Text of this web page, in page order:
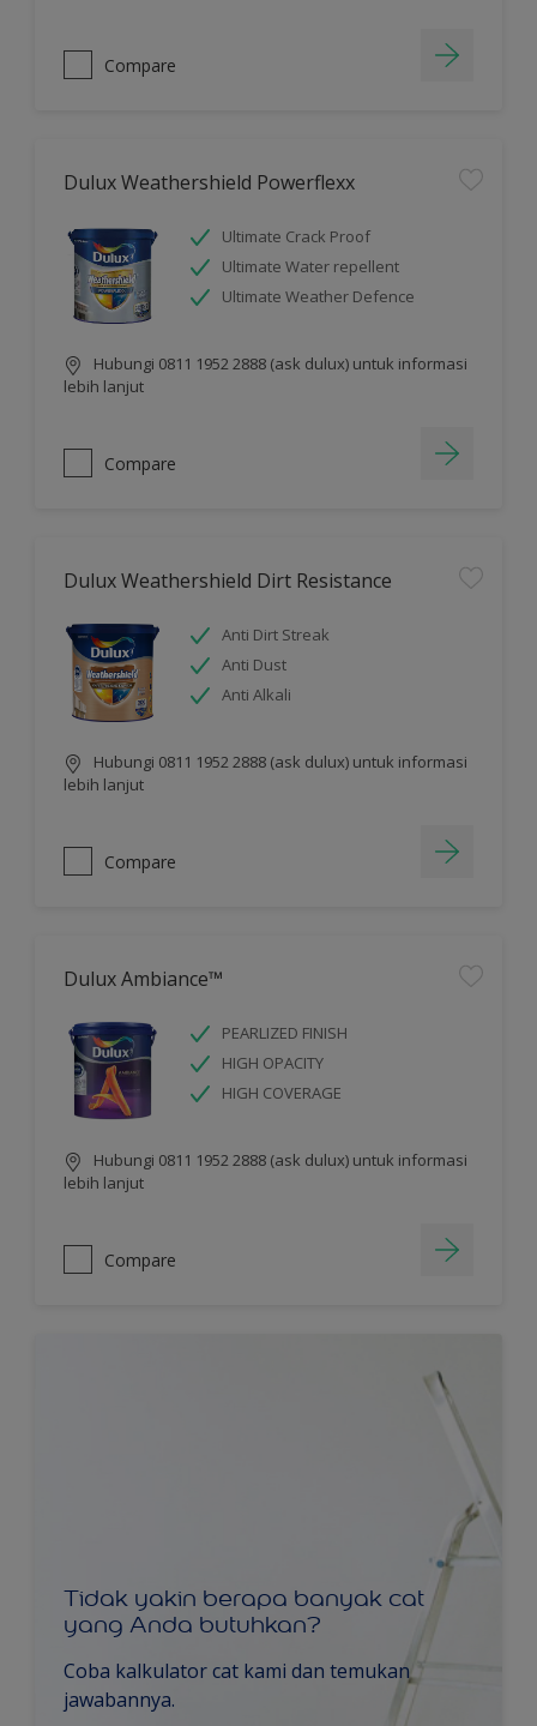
Compare
Dulux Weathershield Powerflexx
Ultimate Crack Proof
Ultimate Water repellent
Ultimate Weather Defence
Hubungi 0811 1952 2888 (ask dulux) untuk informasi
lebih lanjut
Compare
Dulux Weathershield Dirt Resistance
Anti Dirt Streak
Anti Dust
Anti Alkali
Hubungi 0811 1952 2888 (ask dulux) untuk informasi
lebih lanjut
Compare
Dulux Ambiance™
PEARLIZED FINISH
HIGH OPACITY
HIGH COVERAGE
Hubungi 0811 1952 2888 (ask dulux) untuk informasi
lebih lanjut
Compare
Tidak yakin berapa banyak cat
yang Anda butuhkan?
Coba kalkulator cat kami dan temukan
jawabannya.